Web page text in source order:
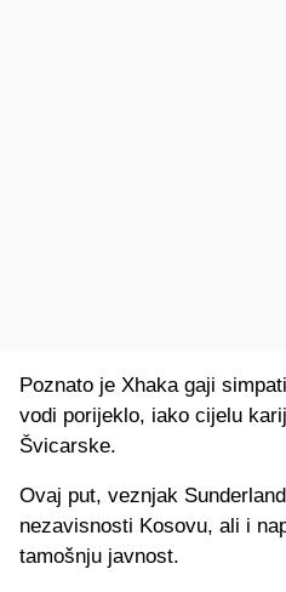
Poznato je Xhaka gaji
vodi porijeklo, iako cijelu
Švicarske.
Ovaj put, veznjak
nezavisnosti Kosovu, ali i
tamošnju javnost.